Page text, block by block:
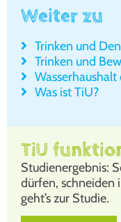
Weiter zu
Trin­ken und
Trin­ken und
Was­ser­haus­halt
Was ist TiU?
TiU
Stu­di­en­ergeb­nis:
dür­fen, schnei­den
geht’s zur Stu­die.